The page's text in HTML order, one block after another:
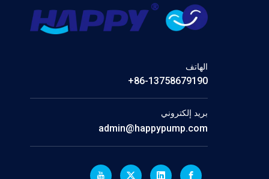
الهاتف
86-13758679190+
بريد إلكتروني
admin@happypump.com